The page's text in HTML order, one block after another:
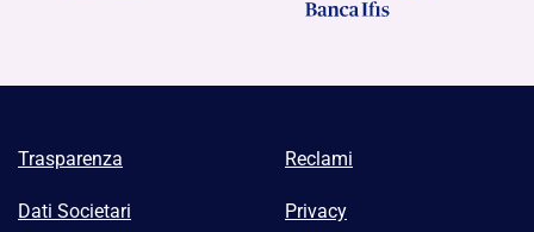
Trasparenza Reclami
Dati Societari Privacy